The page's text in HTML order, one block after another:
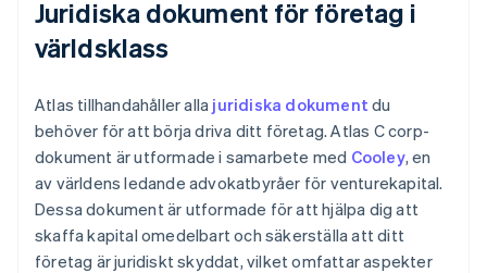
Juridiska dokument för företag i
världsklass
Atlas tillhandahåller alla juridiska dokument du
behöver för att börja driva ditt företag. Atlas C corp-
dokument är utformade i samarbete med Cooley, en
av världens ledande advokatbyråer för venturekapital.
Dessa dokument är utformade för att hjälpa dig att
skaffa kapital omedelbart och säkerställa att ditt
företag är juridiskt skyddat, vilket omfattar aspekter